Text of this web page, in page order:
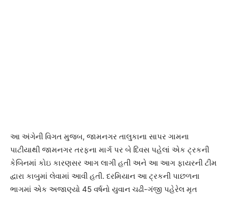
આ અંગેની વિગત મુજબ, જામનગર તાલુકાના સાપર ગામના
પાટીયાથી જામનગર તરફના માર્ગ પર બે દિવસ પહેલાં એક ટ્રકની
કેબિનમાં કોઇ કારણસર આગ લાગી હતી અને આ આગ ફાયરની ટીમ
દ્વારા કાબુમાં લેવામાં આવી હતી. દરમિયાન આ ટ્રકની પાછળના
ભાગમાં એક અજાણ્યો 45 વર્ષનો યુવાન ચઢી-ગંજી પહેરેલ મૃત